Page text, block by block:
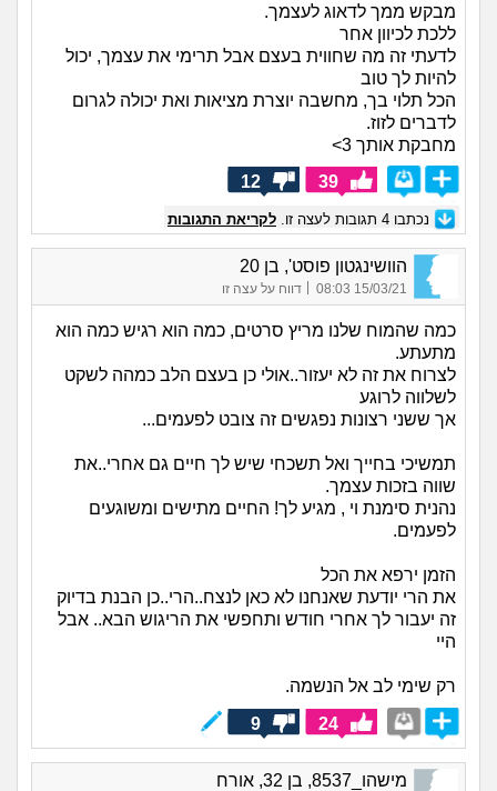
מבקש ממך לדאוג לעצמך.
ללכת לכיוון אחר
לדעתי זה מה שחווית בעצם אבל תרימי את עצמך, יכול
להיות לך טוב
הכל תלוי בך, מחשבה יוצרת מציאות ואת יכולה לגרום
לדברים לזוז.
מחבקת אותך 3>
39
12
נכתבו 4 תגובות לעצה זו. לקריאת התגובות
הוושינגטון פוסט', בן 20
15/03/21 08:03 דווח על עצה זו
כמה שהמוח שלנו מריץ סרטים, כמה הוא רגיש כמה הוא
מתעתע.
לצרוח את זה לא יעזור..אולי כן בעצם הלב כמהה לשקט
לשלווה לרוגע
אך ששני רצונות נפגשים זה צובט לפעמים...
תמשיכי בחייך ואל תשכחי שיש לך חיים גם אחרי..את
שווה בזכות עצמך.
נהנית סימנת וי , מגיע לך! החיים מתישים ומשוגעים
לפעמים.
הזמן ירפא את הכל
את הרי יודעת שאנחנו לא כאן לנצח..הרי..כן הבנת בדיוק
זה יעבור לך אחרי חודש ותחפשי את הריגוש הבא.. אבל
היי
רק שימי לב אל הנשמה.
24
9
מישהו_8537, בן 32, אורח